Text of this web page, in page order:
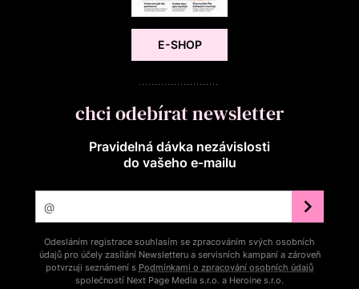
E-SHOP
chci odebírat newsletter
Pravidelná dávka nezávislosti
do vašeho e‑mailu
Odesláním registrace souhlasím se zpracováním svých osobních
údajů pro účely zasílání Newsletteru a servisních kampaní a zároveň
potvrzuji seznámení s Podmínkami o zpracování osobních údajů
společností Next Page Media s.r.o. a Heroine s.r.o.